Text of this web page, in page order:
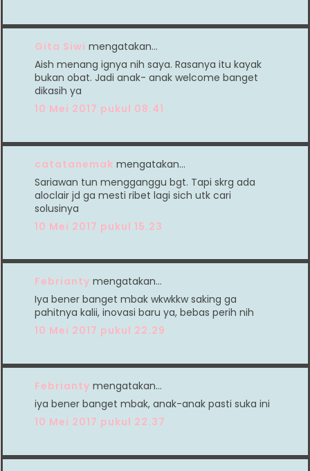
Gita Siwi mengatakan…
Aish menang ignya nih saya. Rasanya itu kayak
bukan obat. Jadi anak- anak welcome banget
dikasih ya
10 Mei 2017 pukul 08.41
catatanemak mengatakan…
Sariawan tun mengganggu bgt. Tapi skrg ada
aloclair jd ga mesti ribet lagi sich utk cari
solusinya
10 Mei 2017 pukul 15.23
Febrianty mengatakan…
Iya bener banget mbak wkwkkw saking ga
pahitnya kalii, inovasi baru ya, bebas perih nih
10 Mei 2017 pukul 22.29
Febrianty mengatakan…
iya bener banget mbak, anak-anak pasti suka ini
10 Mei 2017 pukul 22.37